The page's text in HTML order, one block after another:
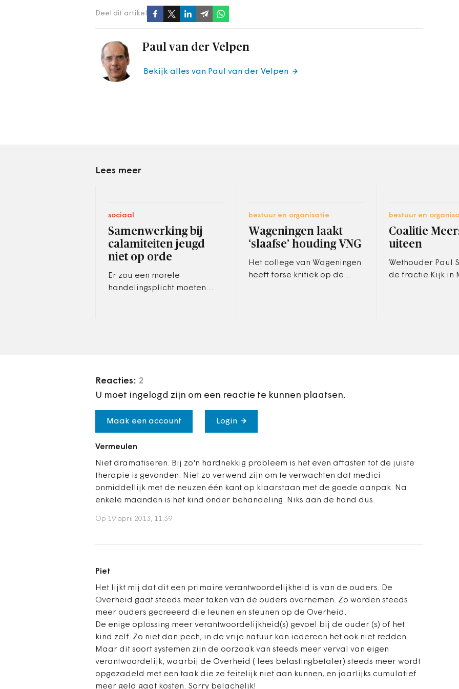
Deel dit artikel
Paul van der Velpen
Bekijk alles van Paul van der Velpen
Lees meer
sociaal
Samenwerking bij
calamiteiten jeugd
niet op orde
Er zou een morele
handelingsplicht moeten
bestuur en organisatie
Wageningen laakt
‘slaafse’ houding VNG
Het college van Wageningen
heeft forse kritiek op de
bestuur en
Coalitie
uiteen
Wethouder Paul
de fractie Kijk in
Reacties: 2
U moet ingelogd zijn om een reactie te kunnen plaatsen.
Maak een account Login
Vermeulen
Niet dramatiseren. Bij zo'n hardnekkig probleem is het even aftasten tot de juiste
therapie is gevonden. Niet zo verwend zijn om te verwachten dat medici
onmiddellijk met de neuzen één kant op klaarstaan met de goede aanpak. Na
enkele maanden is het kind onder behandeling. Niks aan de hand dus.
Op 19 april 2013, 11:39
Piet
Het lijkt mij dat dit een primaire verantwoordelijkheid is van de ouders. De
Overheid gaat steeds meer taken van de ouders overnemen. Zo worden steeds
meer ouders gecreeerd die leunen en steunen op de Overheid.
De enige oplossing meer verantwoordelijkheid(s) gevoel bij de ouder (s) of het
kind zelf. Zo niet dan pech, in de vrije natuur kan iedereen het ook niet redden.
Maar dit soort systemen zijn de oorzaak van steeds meer verval van eigen
verantwoordelijk, waarbij de Overheid ( lees belastingbetaler) steeds meer wordt
opgezadeld met een taak die ze feitelijk niet aan kunnen, en jaarlijks cumulatief
meer geld gaat kosten. Sorry belacheljk!